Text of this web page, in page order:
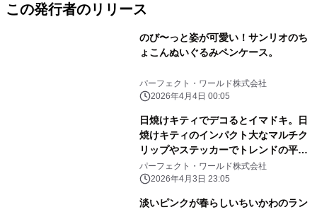
この発行者のリリース
のび〜っと姿が可愛い！サンリオのち
ょこんぬいぐるみペンケース。
パーフェクト・ワールド株式会社
2026年4月4日 00:05
日焼けキティでデコるとイマドキ。日
焼けキティのインパクト大なマルチク
リップやステッカーでトレンドの平成
レトロ感ばっちりです。
パーフェクト・ワールド株式会社
2026年4月3日 23:05
淡いピンクが春らしいちいかわのラン